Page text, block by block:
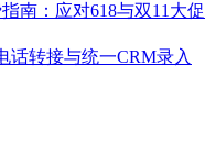
南：应对618与双11大促
话转接与统一CRM录入